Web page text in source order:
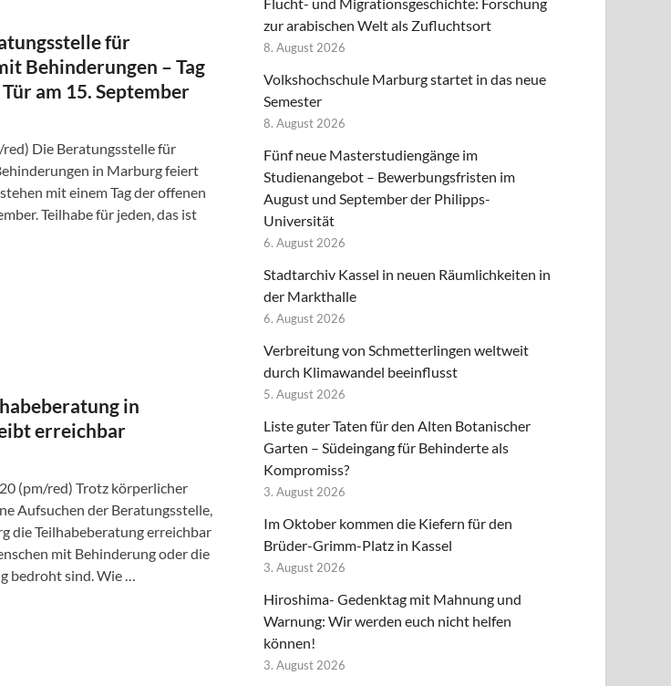
für
Behinderungen – Tag
am 15. September
Die Beratungsstelle für
in Marburg feiert
mit einem Tag der offenen
Teilhabe für jeden, das ist
in
erreichbar
(pm/red) Trotz körperlicher
Aufsuchen der Beratungsstelle,
die Teilhabeberatung erreichbar
mit Behinderung oder die
bedroht sind. Wie …
zur arabischen Welt als Zufluchtsort
8. August 2026
Volkshochschule Marburg startet in das neue
Semester
8. August 2026
Fünf neue Masterstudiengänge im
Studienangebot – Bewerbungsfristen im
August und September der Philipps-
Universität
6. August 2026
Stadtarchiv Kassel in neuen Räumlichkeiten in
der Markthalle
6. August 2026
Verbreitung von Schmetterlingen weltweit
durch Klimawandel beeinflusst
5. August 2026
Liste guter Taten für den Alten Botanischer
Garten – Südeingang für Behinderte als
Kompromiss?
3. August 2026
Im Oktober kommen die Kiefern für den
Brüder-Grimm-Platz in Kassel
3. August 2026
Hiroshima- Gedenktag mit Mahnung und
Warnung: Wir werden euch nicht helfen
können!
3. August 2026